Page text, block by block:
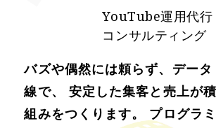
YouTube運用代行
コンサルティング
バズや偶然には頼らず、デー
線で、 安定した集客と売上が
組みをつくります。 プログラ